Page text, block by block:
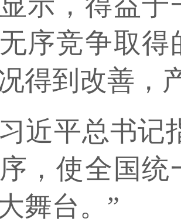
序竞争取
得到改善，
平总书记指
，使全国
舞台。”